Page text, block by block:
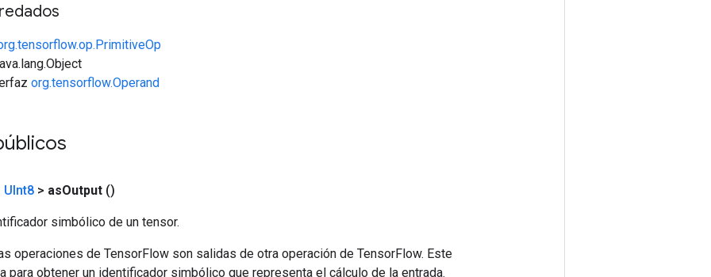
org.tensorflow.Operand
UInt8 > asOutput ()
simbólico de un tensor.
operaciones de TensorFlow son salidas de otra operación de TensorFlow. Este
para obtener un identificador simbólico que representa el cálculo de la entrada.